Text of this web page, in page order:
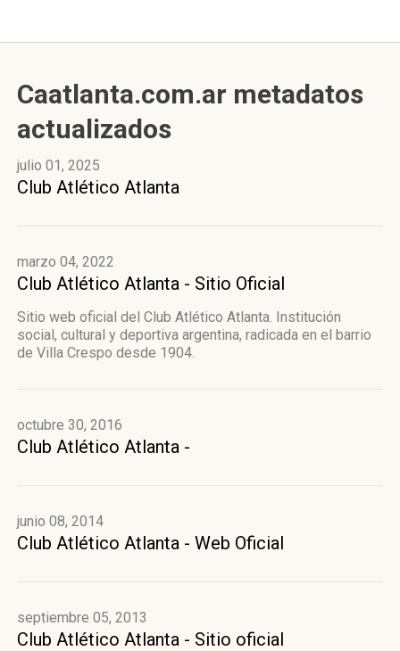
Caatlanta.com.ar metadatos
actualizados
julio 01, 2025
Club Atlético Atlanta
marzo 04, 2022
Club Atlético Atlanta - Sitio Oficial
Sitio web oficial del Club Atlético Atlanta. Institución
social, cultural y deportiva argentina, radicada en el barrio
de Villa Crespo desde 1904.
octubre 30, 2016
Club Atlético Atlanta -
junio 08, 2014
Club Atlético Atlanta - Web Oficial
septiembre 05, 2013
Club Atlético Atlanta - Sitio oficial